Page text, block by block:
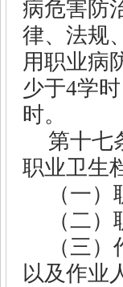
病危害防
律、法规
用职业病
少于4学
时。
第十七
职业卫生
（一
（二
（三
以及作业